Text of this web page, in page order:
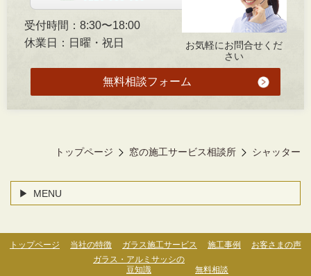
お気軽にお問合せくだ
さい
受付時間：8:30〜18:00
休業日：日曜・祝日
無料相談フォーム
トップページ 窓の施工サービス相談所 シャッター
MENU
トップページ 当社の特徴 ガラス施工サービス 施工事例
お客さまの声
ガラス・アルミサッシの
豆知識
無料相談